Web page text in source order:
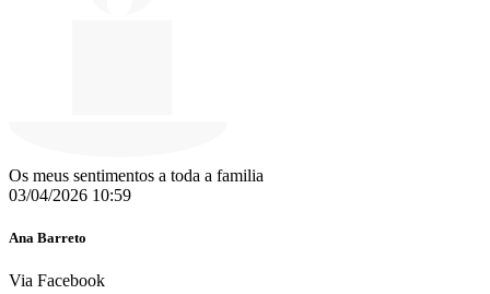
Os meus sentimentos a toda a familia
03/04/2026 10:59
Ana Barreto
Via Facebook